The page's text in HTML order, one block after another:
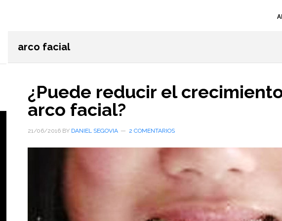
arco facial
¿Puede reducir el
arco facial?
21/06/2016 BY DANIEL SEGOVIA 2 COMENTARIOS